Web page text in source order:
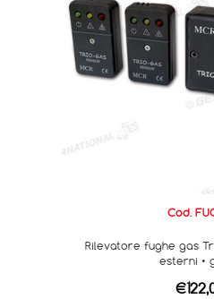
Cod.
Rilevatore fughe gas
esterni •